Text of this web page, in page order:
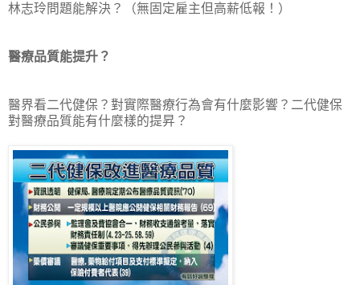
林志玲問題能解決？（無固定雇主但高薪低報！）
醫療品質能提升？
醫界看二代健保？對實際醫療行為會有什麼影響？二代健保
對醫療品質能有什麼樣的提昇？